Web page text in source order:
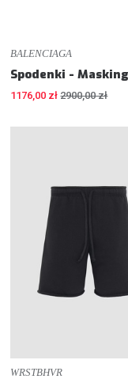
BALENCIAGA
1176,00 zł 2900,00 zł
WRSTBHVR